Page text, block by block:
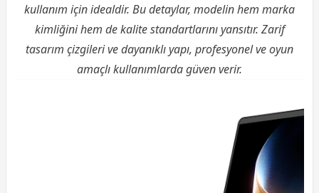
kullanım için idealdir. Bu detaylar, modelin hem marka
kimliğini hem de kalite standartlarını yansıtır. Zarif
tasarım çizgileri ve dayanıklı yapı, profesyonel ve oyun
amaçlı kullanımlarda güven verir.